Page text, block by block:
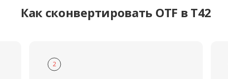
Как сконвертировать OTF в T42
2